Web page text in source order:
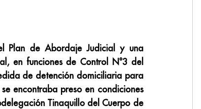
Plan de Abordaje Judicial y una
en funciones de Control N°3 del
de detención domiciliaria para
encontraba preso en condiciones
Tinaquillo del Cuerpo de